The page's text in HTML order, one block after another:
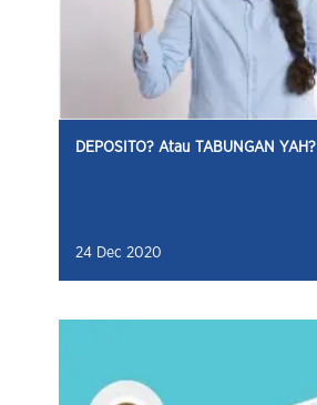
DEPOSITO? Atau TABUNGAN YAH?
24 Dec 2020